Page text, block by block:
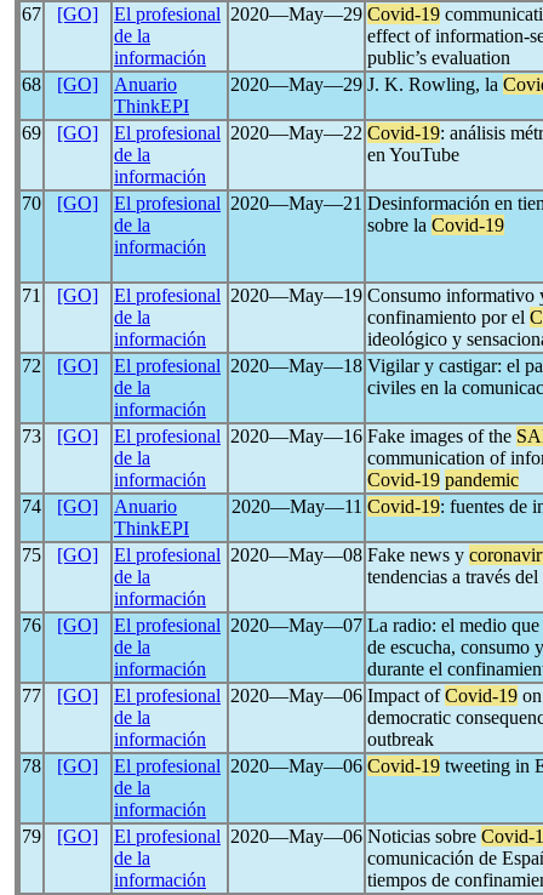
67
[GO]
El profesional
de la
información
2020―May―29 Covid-19
effect of information-
public’s evaluation
68
[GO]
Anuario
ThinkEPI
2020―May―29 J. K. Rowling, la
69 [GO]
El profesional
de la
información
2020―May―22 Covid-19: análisis
en YouTube
70 [GO]
El profesional
de la
información
2020―May―21 Desinformación en
sobre la Covid-19
71 [GO]
El profesional
de la
información
2020―May―19 Consumo informativo
confinamiento por el
ideológico y
72
[GO]
El profesional
de la
información
2020―May―18 Vigilar y castigar: el
civiles en la
73 [GO]
El profesional
de la
información
2020―May―16 Fake images of the
communication of
Covid-19 pandemic
74
[GO]
Anuario
ThinkEPI
2020―May―11 Covid-19: fuentes de
75 [GO]
El profesional
de la
información
2020―May―08 Fake news y
tendencias a través
76 [GO]
El profesional
de la
información
2020―May―07 La radio: el medio
de escucha, consumo
durante el
77
[GO]
El profesional
de la
información
2020―May―06 Impact ofCovid-19
democratic
outbreak
78
[GO]
El profesional
de la
información
2020―May―06 Covid-19 tweeting in
79 [GO]
El profesional
de la
información
2020―May―06 Noticias sobre Covid-
comunicación de
tiempos de